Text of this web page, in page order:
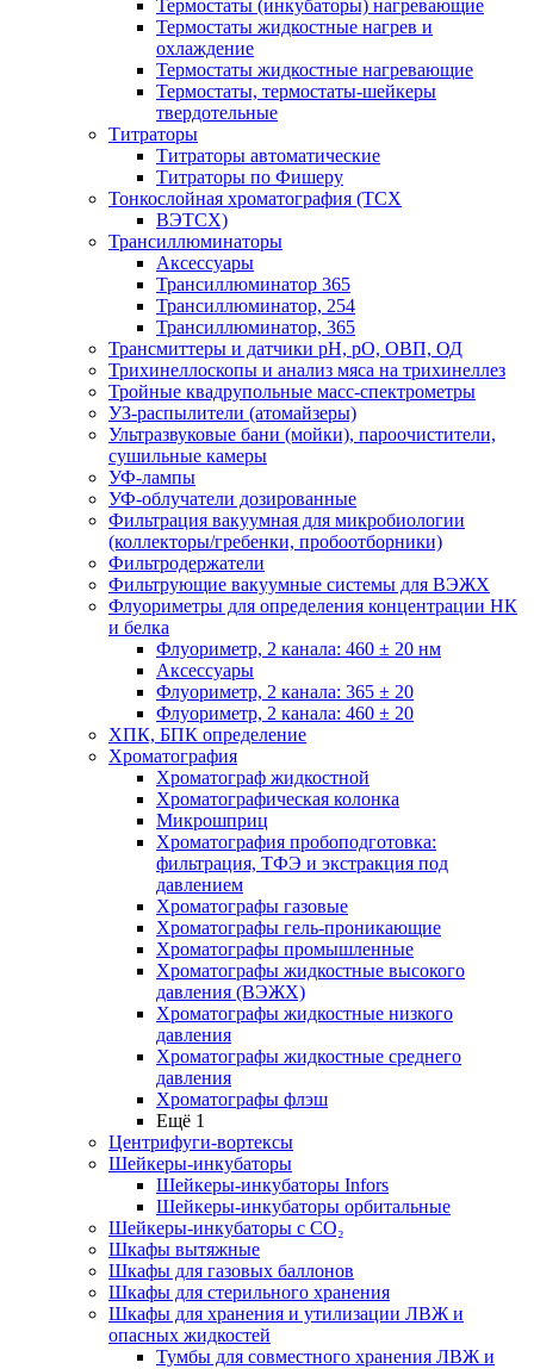
Термостаты (инкубаторы) нагревающие
Термостаты жидкостные нагрев и
охлаждение
Термостаты жидкостные нагревающие
Термостаты, термостаты-шейкеры
твердотельные
Титраторы
Титраторы автоматические
Титраторы по Фишеру
Тонкослойная хроматография (ТСХ
ВЭТСХ)
Трансиллюминаторы
Аксессуары
Трансиллюминатор 365
Трансиллюминатор, 254
Трансиллюминатор, 365
Трансмиттеры и датчики рН, рО, ОВП, ОД
Трихинеллоскопы и анализ мяса на трихинеллез
Тройные квадрупольные масс-спектрометры
УЗ-распылители (атомайзеры)
Ультразвуковые бани (мойки), пароочистители,
сушильные камеры
УФ-лампы
УФ-облучатели дозированные
Фильтрация вакуумная для микробиологии
(коллекторы/гребенки, пробоотборники)
Фильтродержатели
Фильтрующие вакуумные системы для ВЭЖХ
Флуориметры для определения концентрации НК
и белка
Флуориметр, 2 канала: 460 ± 20 нм
Аксессуары
Флуориметр, 2 канала: 365 ± 20
Флуориметр, 2 канала: 460 ± 20
ХПК, БПК определение
Хроматография
Хроматограф жидкостной
Хроматографическая колонка
Микрошприц
Хроматография пробоподготовка:
фильтрация, ТФЭ и экстракция под
давлением
Хроматографы газовые
Хроматографы гель-проникающие
Хроматографы промышленные
Хроматографы жидкостные высокого
давления (ВЭЖХ)
Хроматографы жидкостные низкого
давления
Хроматографы жидкостные среднего
давления
Хроматографы флэш
Ещё 1
Центрифуги-вортексы
Шейкеры-инкубаторы
Шейкеры-инкубаторы Infors
Шейкеры-инкубаторы орбитальные
Шейкеры-инкубаторы с CО₂
Шкафы вытяжные
Шкафы для газовых баллонов
Шкафы для стерильного хранения
Шкафы для хранения и утилизации ЛВЖ и
опасных жидкостей
Тумбы для совместного хранения ЛВЖ и